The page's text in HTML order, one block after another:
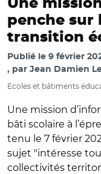
Une
penche sur
transition
Publié le 9 février
par Jean Damien
Ecoles et bâtiments
Une mission
bâti scolaire à
tenu le 7 février
sujet "intéresse
collectivités